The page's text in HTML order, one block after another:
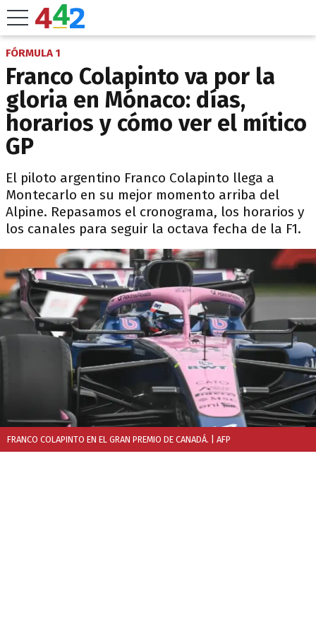
FÓRMULA 1
Franco Colapinto va por la
gloria en Mónaco: días,
horarios y cómo ver el mítico
GP
El piloto argentino Franco Colapinto llega a
Montecarlo en su mejor momento arriba del
Alpine. Repasamos el cronograma, los horarios y
los canales para seguir la octava fecha de la F1.
FRANCO COLAPINTO EN EL GRAN PREMIO DE CANADÁ. | AFP